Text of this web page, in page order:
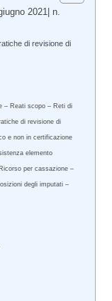
2021| n.
di revisione di
– Reati scopo – Reti di
di revisione di
e non in certificazione
elemento
per cassazione –
degli imputati –